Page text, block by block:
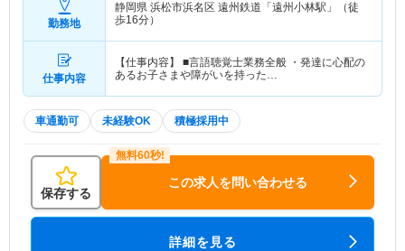
勤務地
静岡県 浜松市浜名区 遠州鉄道「遠州小林駅」（徒
歩16分）
仕事内容
【仕事内容】 ■言語聴覚士業務全般 ・発達に心配の
あるお子さまや障がいを持った…
車通勤可 未経験OK 積極採用中
保存する
この求人を問い合わせる
詳細を見る